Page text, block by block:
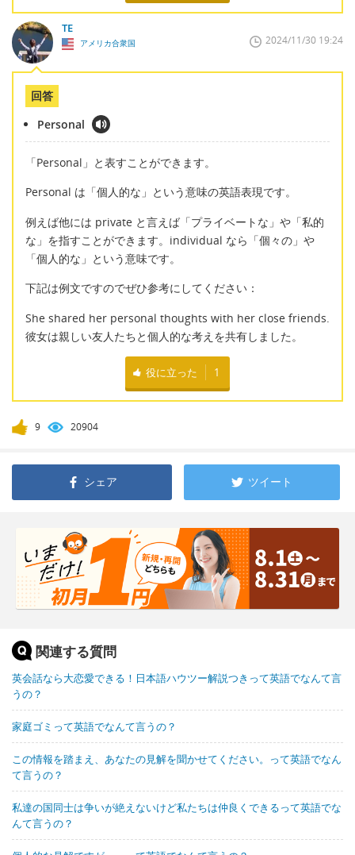
TE
アメリカ合衆国 2024/11/30 19:24
回答
Personal
「Personal」と表すことができます。
Personal は「個人的な」という意味の英語表現です。
例えば他には private と言えば「プライベートな」や「私的
な」を指すことができます。individual なら「個々の」や
「個人的な」という意味です。
下記は例文ですのでぜひ参考にしてください：
She shared her personal thoughts with her close friends.
彼女は親しい友人たちと個人的な考えを共有しました。
役に立った 1
9 20904
シェア ツイート
関連する質問
英会話なら大恋愛できる！日本語ハウツー解説つきって英語でなんて言
うの？
家庭ゴミって英語でなんて言うの？
この情報を踏まえ、あなたの見解を聞かせてください。って英語でなん
て言うの？
私達の国同士は争いが絶えないけど私たちは仲良くできるって英語でな
んて言うの？